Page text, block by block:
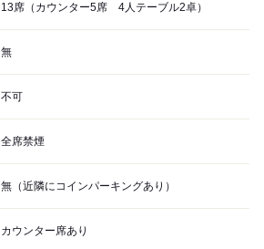
13席（カウンター5席 4人テーブル2卓）
無
不可
全席禁煙
無（近隣にコインパーキングあり）
カウンター席あり